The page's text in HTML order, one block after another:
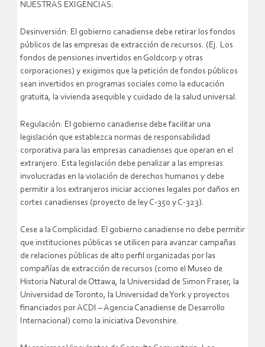
NUESTRAS EXIGENCIAS:
Desinversión: El gobierno canadiense debe retirar los fondos
públicos de las empresas de extracción de recursos. (Ej. Los
fondos de pensiones invertidos en Goldcorp y otras
corporaciones) y exigimos que la petición de fondos públicos
sean invertidos en programas sociales como la educación
gratuita, la vivienda asequible y cuidado de la salud universal.
Regulación: El gobierno canadiense debe facilitar una
legislación que establezca normas de responsabilidad
corporativa para las empresas canadienses que operan en el
extranjero. Esta legislación debe penalizar a las empresas
involucradas en la violación de derechos humanos y debe
permitir a los extranjeros iniciar acciones legales por daños en
cortes canadienses (proyecto de ley C-350 y C-323).
Cese a la Complicidad: El gobierno canadiense no debe permitir
que instituciones públicas se utilicen para avanzar campañas
de relaciones públicas de alto perfil organizadas por las
compañías de extracción de recursos (como el Museo de
Historia Natural de Ottawa, la Universidad de Simon Fraser, la
Universidad de Toronto, la Universidad de York y proyectos
financiados por ACDI – Agencia Canadiense de Desarrollo
Internacional) como la iniciativa Devonshire.